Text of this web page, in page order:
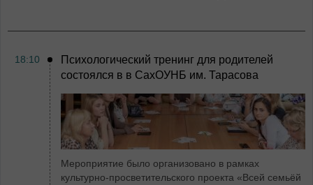
18:10
Психологический тренинг для родителей
состоялся в в СахОУНБ им. Тарасова
Мероприятие было организовано в рамках
культурно-просветительского проекта «Всей семьёй